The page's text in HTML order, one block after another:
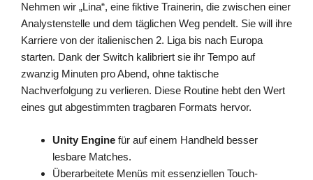
Nehmen wir „Lina“, eine fiktive Trainerin, die zwischen einer
Analystenstelle und dem täglichen Weg pendelt. Sie will ihre
Karriere von der italienischen 2. Liga bis nach Europa
starten. Dank der Switch kalibriert sie ihr Tempo auf
zwanzig Minuten pro Abend, ohne taktische
Nachverfolgung zu verlieren. Diese Routine hebt den Wert
eines gut abgestimmten tragbaren Formats hervor.
Unity Engine für auf einem Handheld besser
lesbare Matches.
Überarbeitete Menüs mit essenziellen Touch-